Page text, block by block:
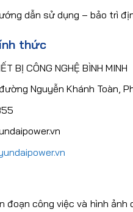
dẫn sử dụng – bảo trì
thức
BỊ CÔNG NGHỆ BÌNH MINH
Nguyễn Khánh Toàn,
công việc và hình ảnh